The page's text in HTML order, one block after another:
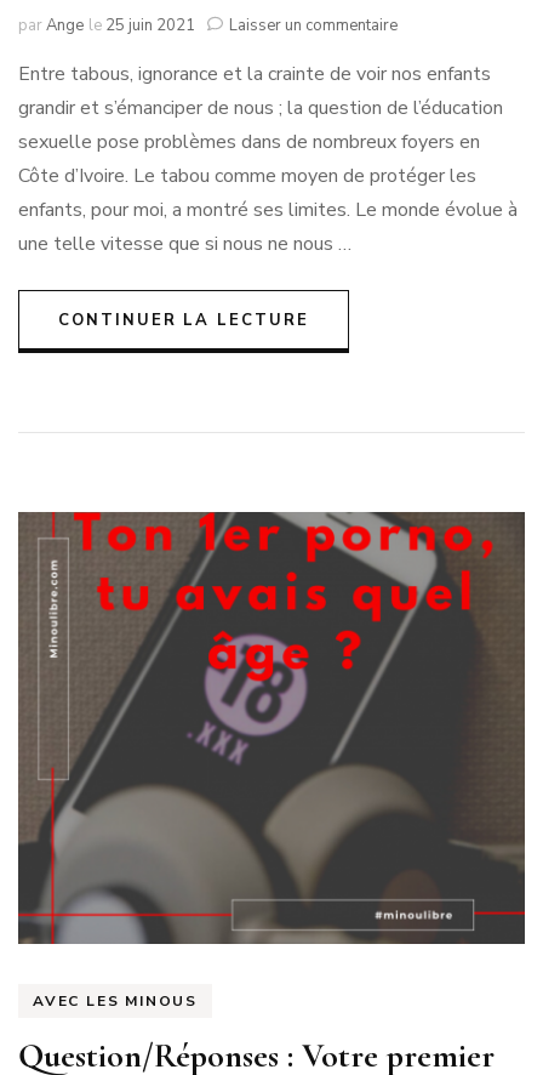
parAnge le 25 juin 2021 Laisser un commentairesur
:
Aborder
la
question
de
avec
Entre tabous, ignorance et la crainte de voir nos enfants
grandir et s’émanciper de nous ; la question de l’éducation
sexuelle pose problèmes dans de nombreux foyers en
Côte d’Ivoire. Le tabou comme moyen de protéger les
enfants, pour moi, a montré ses limites. Le monde évolue à
une telle vitesse que si nous ne nous …
CONTINUER LA LECTURE
AVEC LES MINOUS
Question/Réponses : Votre premier